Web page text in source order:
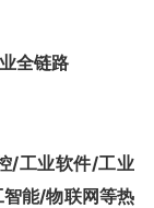
全链路
/工业软件/工业
能/物联网等热